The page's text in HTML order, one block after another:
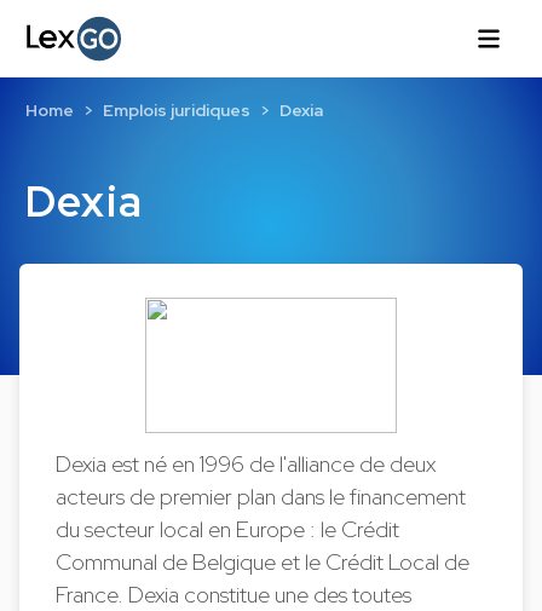
Dexia
Home Emplois juridiques Dexia
Dexia est né en 1996 de l'alliance de deux
acteurs de premier plan dans le financement
du secteur local en Europe : le Crédit
Communal de Belgique et le Crédit Local de
France. Dexia constitue une des toutes